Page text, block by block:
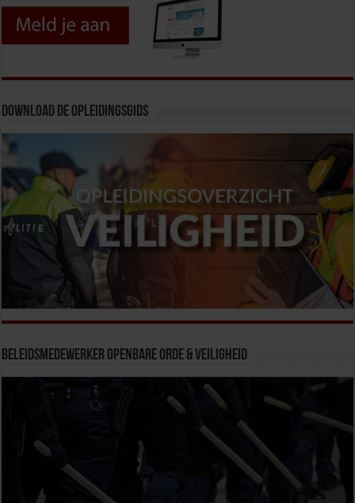
Download de opleidingsgids
Beleidsmedewerker Openbare Orde & Veiligheid